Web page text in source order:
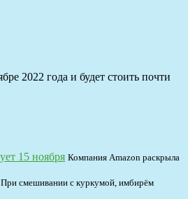
2022 года и будет стоить почти
15 ноября Компания Amazon раскрыла
При смешивании с куркумой, имбирём